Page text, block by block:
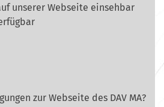
unserer Webseite einsehbar
zur Webseite des DAV MA?